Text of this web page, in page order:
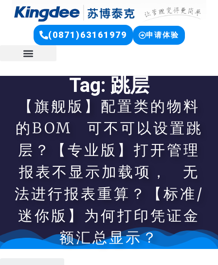
(0871)63161979 申请体验
Tag: 跳层
【旗舰版】配置类的物料
的BOM 可不可以设置跳
层？【专业版】打开管理
报表不显示加载项， 无
法进行报表重算？【标准/
迷你版】为何打印凭证金
额汇总显示？